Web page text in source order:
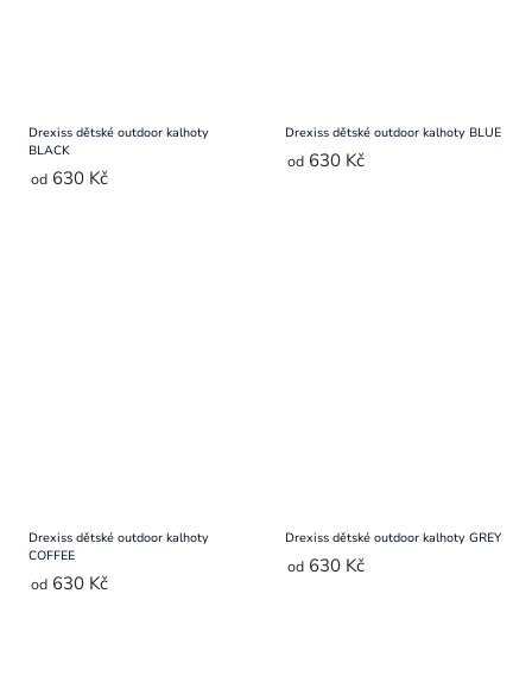
Drexiss dětské outdoor kalhoty
BLACK
od 630 Kč
Drexiss dětské outdoor kalhoty BLUE
od 630 Kč
Drexiss dětské outdoor kalhoty
COFFEE
od 630 Kč
Drexiss dětské outdoor kalhoty GREY
od 630 Kč